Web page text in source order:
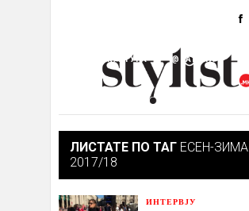
УБАВИНА
КУЛТУРА @РАБОТА
ИЗЛОГ
ЛИСТАТЕ ПО ТАГ ЕСЕН-ЗИМА
2017/18
ИНТЕРВЈУ